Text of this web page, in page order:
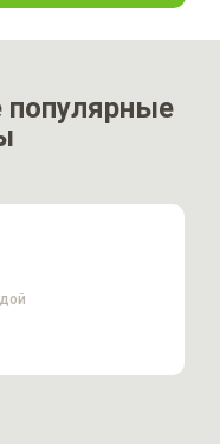
популярные